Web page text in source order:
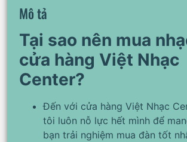
Mô tả
Tại sao nên mua
cửa hàng Việt Nhạc
Center?
Đến với cửa hàng Việt Nhạc
tôi luôn nỗ lực hết mình để
bạn trải nghiệm mua đàn tốt